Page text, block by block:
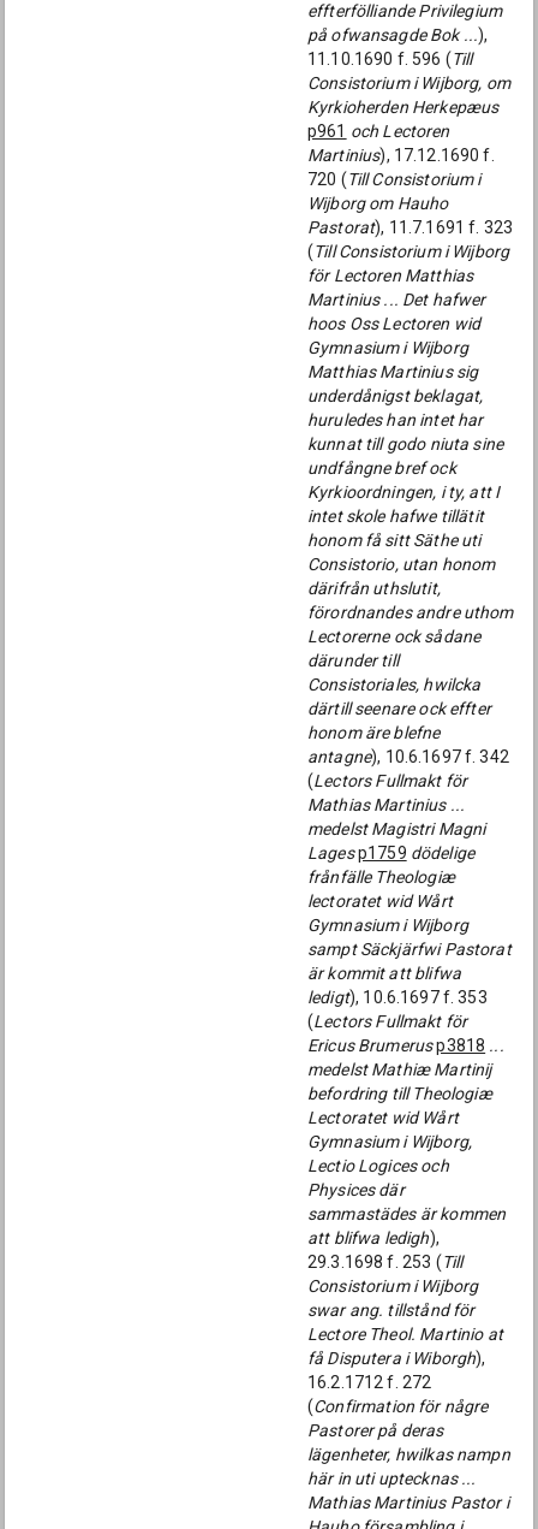
effterfölliande Privilegium
på ofwansagde Bok ...),
11.10.1690 f. 596 (Till
Consistorium i Wijborg, om
Kyrkioherden Herkepæus
p961 och Lectoren
Martinius), 17.12.1690 f.
720 (Till Consistorium i
Wijborg om Hauho
Pastorat), 11.7.1691 f. 323
(Till Consistorium i Wijborg
för Lectoren Matthias
Martinius ... Det hafwer
hoos Oss Lectoren wid
Gymnasium i Wijborg
Matthias Martinius sig
underdånigst beklagat,
huruledes han intet har
kunnat till godo niuta sine
undfångne bref ock
Kyrkioordningen, i ty, att I
intet skole hafwe tillätit
honom få sitt Säthe uti
Consistorio, utan honom
därifrån uthslutit,
förordnandes andre uthom
Lectorerne ock sådane
därunder till
Consistoriales, hwilcka
därtill seenare ock effter
honom äre blefne
antagne), 10.6.1697 f. 342
(Lectors Fullmakt för
Mathias Martinius ...
medelst Magistri Magni
Lages p1759 dödelige
frånfälle Theologiæ
lectoratet wid Wårt
Gymnasium i Wijborg
sampt Säckjärfwi Pastorat
är kommit att blifwa
ledigt), 10.6.1697 f. 353
(Lectors Fullmakt för
Ericus Brumerusp3818 ...
medelst Mathiæ Martinij
befordring till Theologiæ
Lectoratet wid Wårt
Gymnasium i Wijborg,
Lectio Logices och
Physices där
sammastädes är kommen
att blifwa ledigh),
29.3.1698 f. 253 (Till
Consistorium i Wijborg
swar ang. tillstånd för
Lectore Theol. Martinio at
få Disputera i Wiborgh),
16.2.1712 f. 272
(Confirmation för någre
Pastorer på deras
lägenheter, hwilkas nampn
här in uti uptecknas ...
Mathias Martinius Pastor i